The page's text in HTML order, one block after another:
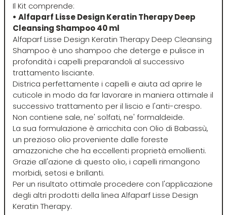
Giusy Hold
GOLDWELL
Hair Tech
Hennatech
Hibros
Kemon
Kemon Actyva
Kerastase
L
Labor
Il Kit comprende:
• Alfaparf Lisse Design Keratin Therapy Deep
Cleansing Shampoo 40 ml
Alfaparf Lisse Design Keratin Therapy Deep Cleansing
Shampoo è uno shampoo che deterge e pulisce in
profondità i capelli preparandoli al successivo
trattamento lisciante.
Districa perfettamente i capelli e aiuta ad aprire le
cuticole in modo da far lavorare in maniera ottimale il
successivo trattamento per il liscio e l'anti-crespo.
Non contiene sale, ne' solfati, ne' formaldeide.
La sua formulazione è arricchita con Olio di Babassù,
un prezioso olio proveniente dalle foreste
amazzoniche che ha eccellenti proprietà emollienti.
Grazie all'azione di questo olio, i capelli rimangono
morbidi, setosi e brillanti.
Per un risultato ottimale procedere con l'applicazione
degli altri prodotti della linea Alfaparf Lisse Design
Keratin Therapy.